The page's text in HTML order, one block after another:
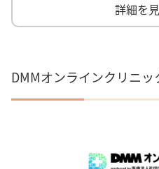
詳細を
DMMオンラインクリニ